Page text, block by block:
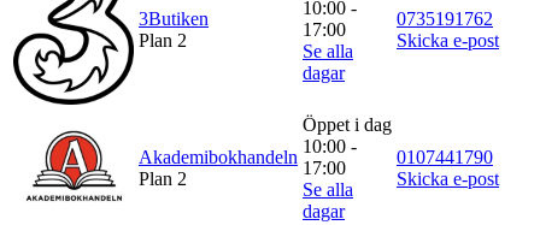
Erbjudanden
Kundklubb
Inspiration
3Butiken
Plan 2
10:00 -
17:00
Se alla
dagar
0735191762
Skicka e-post
Akademibokhandeln
Plan 2
Öppet i dag
10:00 -
17:00
Se alla
dagar
0107441790
Skicka e-post